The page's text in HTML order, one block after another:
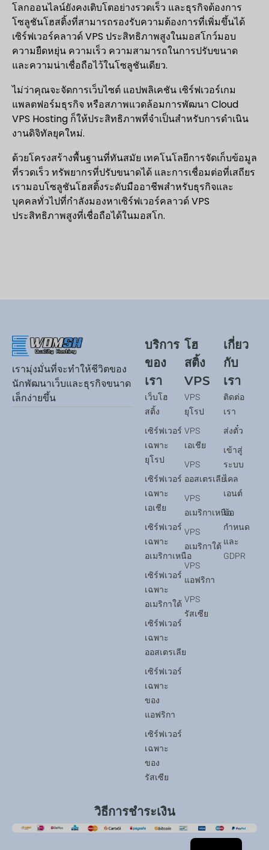
โลกออนไลน์ยังคงเติบโตอย่างรวดเร็ว และธุรกิจต้องการ
โซลูชันโฮสติ้งที่สามารถรองรับความต้องการที่เพิ่มขึ้นได้
เซิร์ฟเวอร์คลาวด์ VPS ประสิทธิภาพสูงในมอสโกว์มอบ
ความยืดหยุ่น ความเร็ว ความสามารถในการปรับขนาด
และความน่าเชื่อถือไว้ในโซลูชันเดียว.
ไม่ว่าคุณจะจัดการเว็บไซต์ แอปพลิเคชัน เซิร์ฟเวอร์เกม
แพลตฟอร์มธุรกิจ หรือสภาพแวดล้อมการพัฒนา Cloud
VPS Hosting ก็ให้ประสิทธิภาพที่จำเป็นสำหรับการดำเนิน
งานดิจิทัลยุคใหม่.
ด้วยโครงสร้างพื้นฐานที่ทันสมัย เทคโนโลยีการจัดเก็บข้อมูล
ที่รวดเร็ว ทรัพยากรที่ปรับขนาดได้ และการเชื่อมต่อที่เสถียร
เรามอบโซลูชันโฮสติ้งระดับมืออาชีพสำหรับธุรกิจและ
บุคคลทั่วไปที่กำลังมองหาเซิร์ฟเวอร์คลาวด์ VPS
ประสิทธิภาพสูงที่เชื่อถือได้ในมอสโก.
เรามุ่งมั่นที่จะทำให้ชีวิตของ
นักพัฒนาเว็บและธุรกิจขนาด
เล็กง่ายขึ้น
บริการ
ของ
เรา
เว็บโฮ
สติ้ง
เซิร์ฟเวอร์
เฉพาะ
ยุโรป
เซิร์ฟเวอร์
เฉพาะ
เอเชีย
เซิร์ฟเวอร์
เฉพาะ
อเมริกาเหนือ
เซิร์ฟเวอร์
เฉพาะ
อเมริกาใต้
เซิร์ฟเวอร์
เฉพาะ
ออสเตรเลีย
เซิร์ฟเวอร์
เฉพาะ
ของ
แอฟริกา
เซิร์ฟเวอร์
เฉพาะ
ของ
รัสเซีย
โฮ
สติ้ง
VPS
VPS
ยุโรป
VPS
เอเชีย
VPS
ออสเตรเลีย
VPS
อเมริกาเหนือ
VPS
อเมริกาใต้
VPS
แอฟริกา
VPS
รัสเซีย
เกี่ยว
กับ
เรา
ติดต่อ
เรา
ส่งตั๋ว
เข้าสู่
ระบบ
ไคล
เอนต์
ข้อ
กำหนด
และ
GDPR
วิธีการชำระเงิน